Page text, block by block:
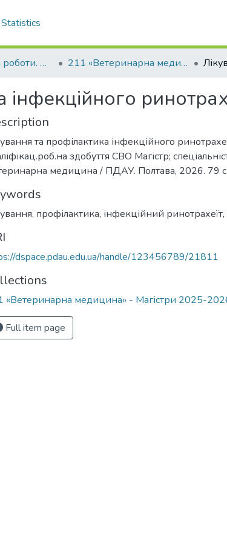
Statistics
Кваліфікаційні роботи. Факультет ветеринарної медицини 211 «Ветеринарна медицина» - Магістри 2025-2026
та профілактика інфекційного
здобуття СВО Магістр;
медицина / ПДАУ. Полтава, 2026. 79 с.
, профілактика, інфекційний ринотрахеїт,
dspace.pdau.edu.ua/handle/123456789/21811
«Ветеринарна медицина» - Магістри 2025-
Full item page